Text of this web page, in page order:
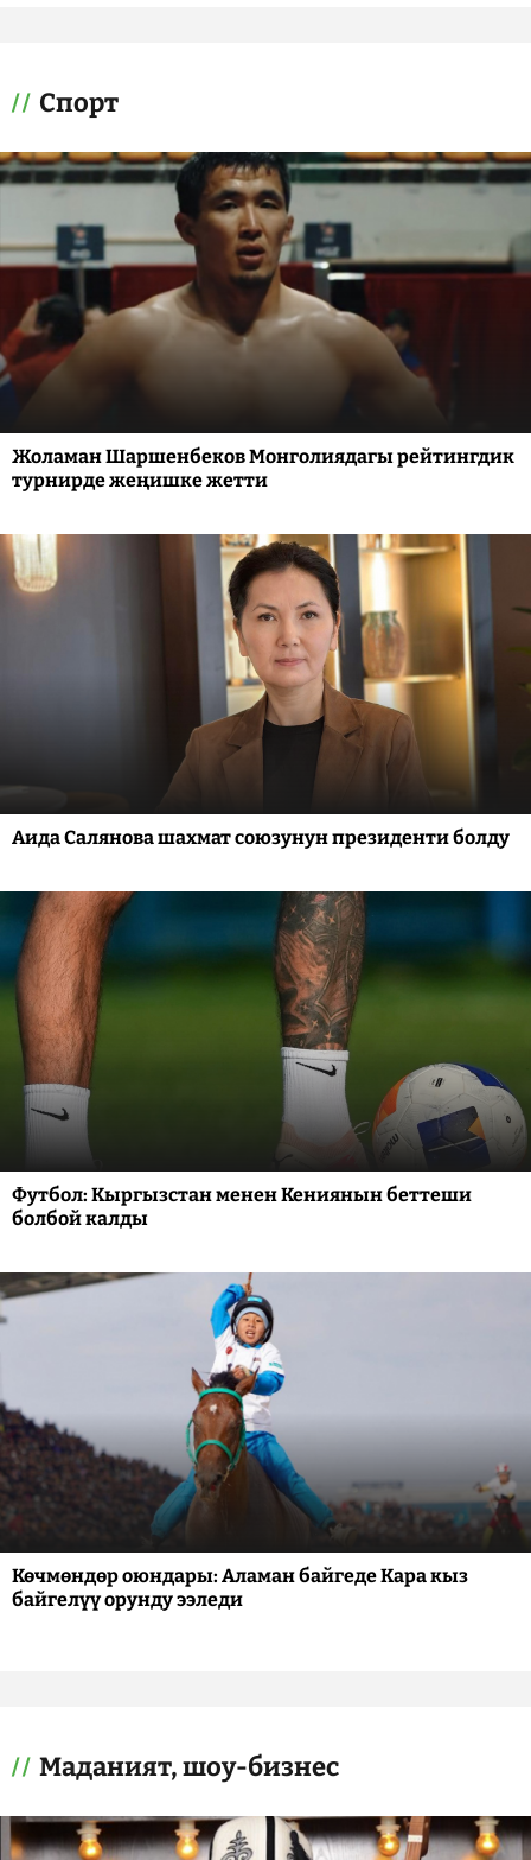
Спорт
Жоламан Шаршенбеков Монголиядагы рейтингдик
турнирде жеңишке жетти
Аида Салянова шахмат союзунун президенти болду
Футбол: Кыргызстан менен Кениянын беттеши
болбой калды
Көчмөндөр оюндары: Аламан байгеде Кара кыз
байгелүү орунду ээледи
Маданият, шоу-бизнес